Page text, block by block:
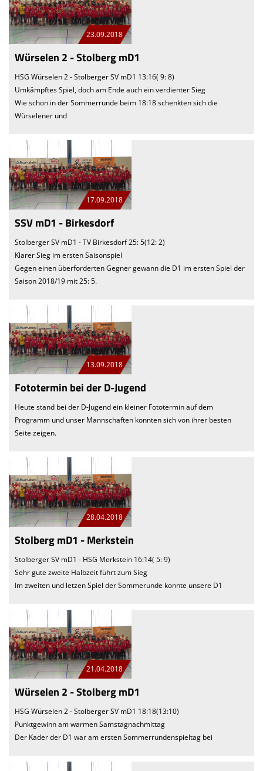
23.09.2018
Würselen 2 - Stolberg mD1
HSG Würselen 2 - Stolberger SV mD1 13:16( 9: 8)
Umkämpftes Spiel, doch am Ende auch ein verdienter Sieg
Wie schon in der Sommerrunde beim 18:18 schenkten sich die
Würselener und
17.09.2018
SSV mD1 - Birkesdorf
Stolberger SV mD1 - TV Birkesdorf 25: 5(12: 2)
Klarer Sieg im ersten Saisonspiel
Gegen einen überforderten Gegner gewann die D1 im ersten Spiel der
Saison 2018/19 mit 25: 5.
13.09.2018
Fototermin bei der D-Jugend
Heute stand bei der D-Jugend ein kleiner Fototermin auf dem
Programm und unser Mannschaften konnten sich von ihrer besten
Seite zeigen.
28.04.2018
Stolberg mD1 - Merkstein
Stolberger SV mD1 - HSG Merkstein 16:14( 5: 9)
Sehr gute zweite Halbzeit führt zum Sieg
Im zweiten und letzen Spiel der Sommerunde konnte unsere D1
21.04.2018
Würselen 2 - Stolberg mD1
HSG Würselen 2 - Stolberger SV mD1 18:18(13:10)
Punktgewinn am warmen Samstagnachmittag
Der Kader der D1 war am ersten Sommerrundenspieltag bei